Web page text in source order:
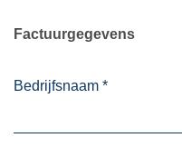
Factuurgegevens
Bedrijfsnaam *